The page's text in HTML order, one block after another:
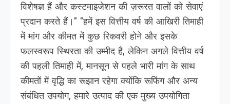
विशेषज्ञ हैं और कस्टमाइजेशन की ज़रूरत वालों को सेवाएं
प्रदान करते हैं।" "हमें इस वित्तीय वर्ष की आखिरी तिमाही
में मांग और कीमत में कुछ रिकवरी होने और इसके
फलस्वरूप स्थिरता की उम्मीद है, लेकिन अगले वित्तीय वर्ष
की पहली तिमाही में, मानसून से पहले भारी मांग के साथ
कीमतों में वृद्धि का रूझान रहेगा क्योंकि रूफिंग और अन्य
संबंधित उपयोग, हमारे उत्पाद की एक मुख्य उपयोगिता